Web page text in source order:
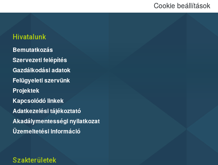
Cookie beállítások
Hivatalunk
Bemutatkozás
Szervezeti felépítés
Gazdálkodási adatok
Felügyeleti szervünk
Projektek
Kapcsolódó linkek
Adatkezelési tájékoztató
Akadálymentességi nyilatkozat
Üzemeltetési információ
Szakterületek